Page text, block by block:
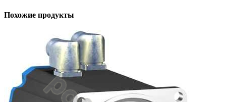
Похожие продукты